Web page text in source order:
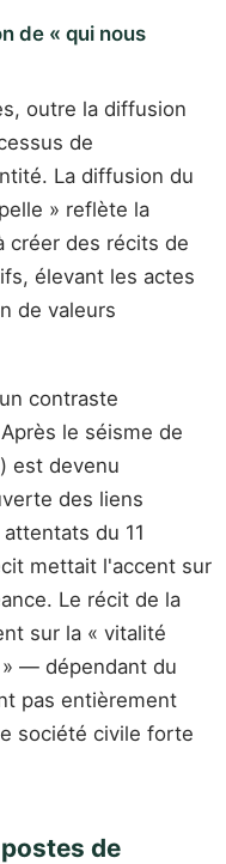
de « qui nous
outre la diffusion
de
La diffusion du
» reflète la
créer des récits de
élevant les actes
de valeurs
contraste
le séisme de
est devenu
des liens
du 11
mettait l'accent sur
Le récit de la
sur la « vitalité
— dépendant du
pas entièrement
société civile forte
de